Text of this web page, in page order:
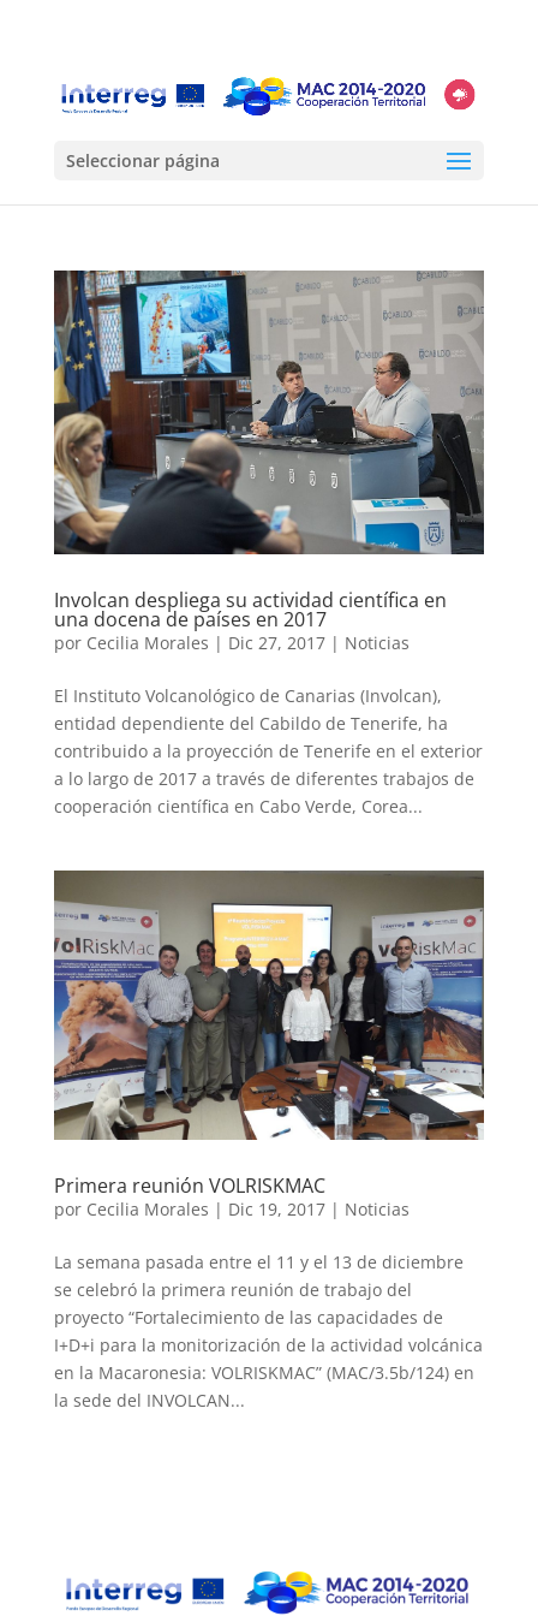
Seleccionar página
Involcan despliega su actividad científica en
una docena de países en 2017
por Cecilia Morales | Dic 27, 2017| Noticias
El Instituto Volcanológico de Canarias (Involcan),
entidad dependiente del Cabildo de Tenerife, ha
contribuido a la proyección de Tenerife en el exterior
a lo largo de 2017 a través de diferentes trabajos de
cooperación científica en Cabo Verde, Corea...
Primera reunión VOLRISKMAC
por Cecilia Morales | Dic 19, 2017| Noticias
La semana pasada entre el 11 y el 13 de diciembre
se celebró la primera reunión de trabajo del
proyecto “Fortalecimiento de las capacidades de
I+D+i para la monitorización de la actividad volcánica
en la Macaronesia: VOLRISKMAC” (MAC/3.5b/124) en
la sede del INVOLCAN...